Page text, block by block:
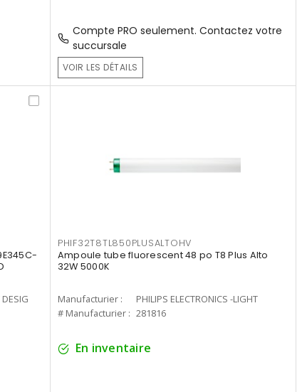
Compte PRO seulement. Contactez votre
succursale
VOIR LES DÉTAILS
DESIG
PHIF32T8TL850PLUSALTOHV
Ampoule tube fluorescent 48 po T8 Plus Alto
32W 5000K
Manufacturier :
PHILIPS ELECTRONICS -LIGHT
# Manufacturier : 281816
En inventaire